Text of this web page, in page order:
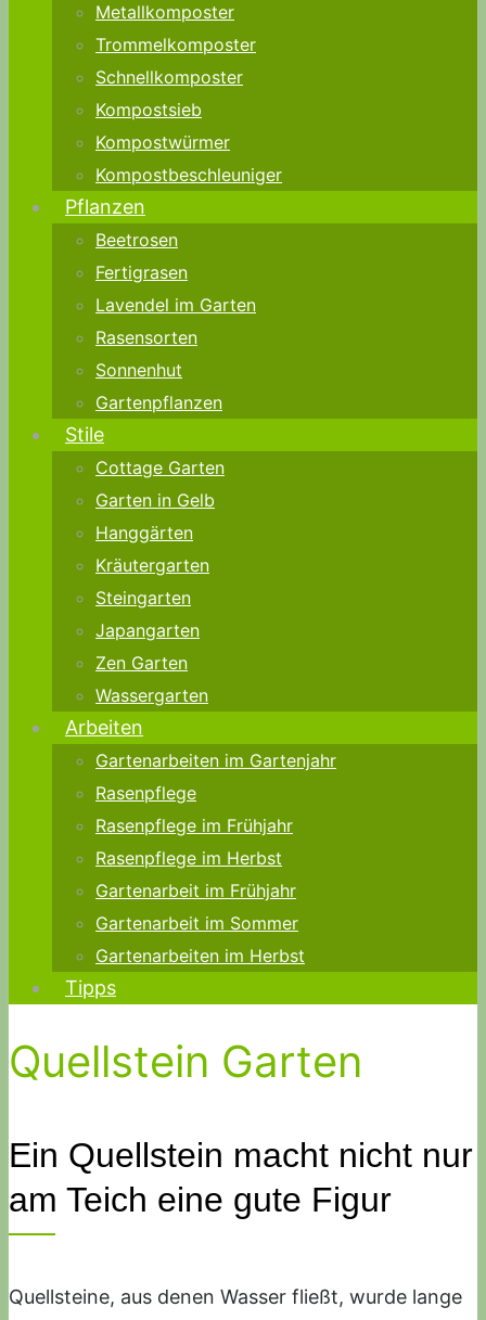
Metallkomposter
Trommelkomposter
Schnellkomposter
Kompostsieb
Kompostwürmer
Kompostbeschleuniger
Pflanzen
Beetrosen
Fertigrasen
Lavendel im Garten
Rasensorten
Sonnenhut
Gartenpflanzen
Stile
Cottage Garten
Garten in Gelb
Hanggärten
Kräutergarten
Steingarten
Japangarten
Zen Garten
Wassergarten
Arbeiten
Gartenarbeiten im Gartenjahr
Rasenpflege
Rasenpflege im Frühjahr
Rasenpflege im Herbst
Gartenarbeit im Frühjahr
Gartenarbeit im Sommer
Gartenarbeiten im Herbst
Tipps
Quellstein Garten
Ein Quellstein macht nicht nur
am Teich eine gute Figur
Quellsteine, aus denen Wasser fließt, wurde lange